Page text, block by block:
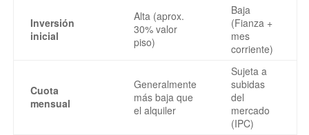
Inversión
inicial
Alta (aprox.
30% valor
piso)
Baja
(Fianza +
mes
corriente)
Cuota
mensual
Generalmente
más baja que
el alquiler
Sujeta a
subidas
del
mercado
(IPC)